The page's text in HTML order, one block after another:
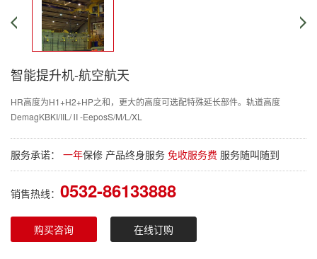
智能提升机-航空航天
HR高度为H1+H2+HP之和，更大的高度可选配特殊延长部件。轨道高度
DemagKBKI/IIL/Ⅱ-EeposS/M/L/XL
服务承诺： 一年保修 产品终身服务 免收服务费 服务随叫随到
销售热线： 0532-86133888
购买咨询 在线订购